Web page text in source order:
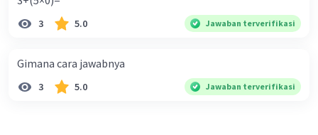
3 5.0 Jawaban terverifikasi
Gimana cara jawabnya
3 5.0 Jawaban terverifikasi